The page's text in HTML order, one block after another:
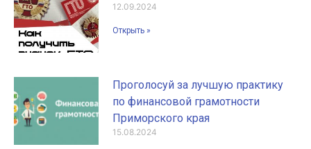
12.09.2024
Открыть »
Проголосуй за лучшую практику
по финансовой грамотности
Приморского края
15.08.2024